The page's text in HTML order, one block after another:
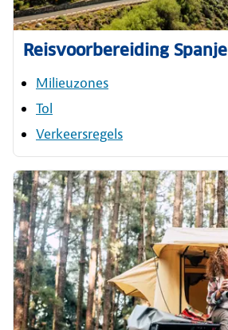
Reisvoorbereiding Spanje
Milieuzones
Tol
Verkeersregels